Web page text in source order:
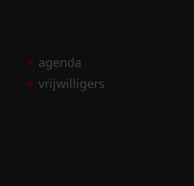
agenda
vrijwilligers